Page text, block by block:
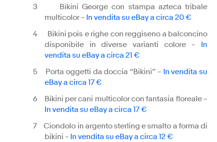
3
Bikini George con stampa azteca tribale
multicolor – In vendita su eBay a circa 20 €
4
Bikini pois e righe con reggiseno a balconcino
disponibile in diverse varianti colore – In
vendita su eBay a circa 21 €
5
Porta oggetti da doccia “Bikini” – In vendita su
eBay a circa 17 €
6
Bikini per cani multicolor con fantasia floreale –
In vendita su eBay a circa 17 €
7
Ciondolo in argento sterling e smalto a forma di
bikini – In vendita su eBay a circa 12 €